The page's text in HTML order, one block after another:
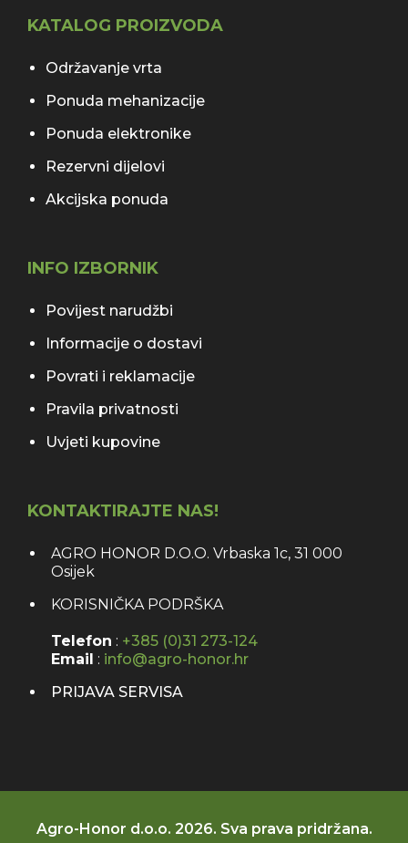
KATALOG PROIZVODA
Održavanje vrta
Ponuda mehanizacije
Ponuda elektronike
Rezervni dijelovi
Akcijska ponuda
INFO IZBORNIK
Povijest narudžbi
Informacije o dostavi
Povrati i reklamacije
Pravila privatnosti
Uvjeti kupovine
KONTAKTIRAJTE NAS!
AGRO HONOR D.O.O. Vrbaska 1c, 31 000
Osijek
KORISNIČKA PODRŠKA
Telefon : +385 (0)31 273-124
Email : info@agro-honor.hr
PRIJAVA SERVISA
Agro-Honor d.o.o. 2026. Sva prava pridržana.